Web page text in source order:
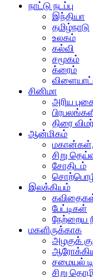
நாட்டு நடப்பு
இந்தியா
தமிழ்நாடு
உலகம்
கல்வி
சமூகம்
க்ரைம்
சினிமா
அரிய
திரை
ஆன்மிகம்
சிறு
சோதிடம்
இலக்கியம்
பேட்டிகள்
நேற்றைய
மகளிருக்காக
அழகுக்
சமையல்
சிறு